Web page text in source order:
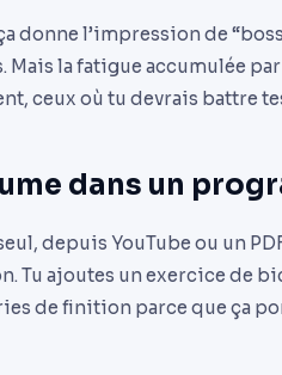
donne l’impression de
la fatigue accumulée
ceux où tu devrais battre
dans un
depuis YouTube ou un
Tu ajoutes un exercice de
de finition parce que ça